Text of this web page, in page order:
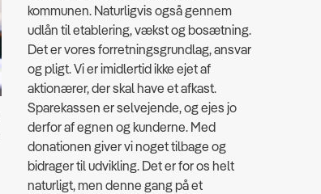
kommunen. Naturligvis også gennem
udlån til etablering, vækst og bosætning.
Det er vores forretningsgrundlag, ansvar
og pligt. Vi er imidlertid ikke ejet af
aktionærer, der skal have et afkast.
Sparekassen er selvejende, og ejes jo
derfor af egnen og kunderne. Med
donationen giver vi noget tilbage og
bidrager til udvikling. Det er for os helt
naturligt, men denne gang på et